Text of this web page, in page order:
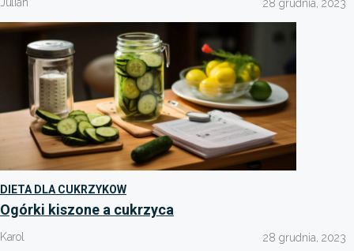
28 grudnia, 2023
DIETA DLA CUKRZYKOW
Ogórki kiszone a cukrzyca
Karol 28 grudnia, 2023